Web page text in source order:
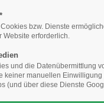
Mon
Baumpfleger finden
bzw. Dienste
Website erforderlich.
und die Datenübermittlung
keiner manuellen
(und über diese Dienste